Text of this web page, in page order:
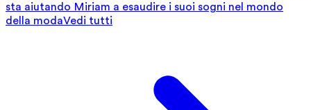
sta aiutando Miriam a esaudire i suoi sogni nel mondo
della modaVedi tutti